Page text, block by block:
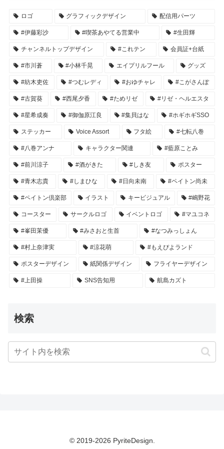
ロゴ グラフィックデザイン 配信用パーツ
#伊藤彩沙 #喫茶あやてる営業中 #生田輝
チャンネルトップデザイン #これテン 会員証+台紙
#市川蒼 #小林千晃 エイプリルフール グッズ
#紡木吏佐 #つむレディ #おゆチャレ #こがさんぽ
#古賀葵 #西尾夕香 #ためリゼ #リゼ・ヘルエスタ
#星希成奏 #御伽原江良 #集貝はな #ホギホギSSO
ステッカー Voice Assort フタ絵 #七転八巻
#八巻アンナ キャラクター関連 #藍原ことみ
#前川涼子 #酒がきた #しき友 ポスター
#青木志貴 #しまひな #日向未南 #ペイトン尚未
#ペイトン倶楽部 イラスト キービジュアル #嶋野花
コースター サークルロゴ イベントロゴ #マユコネ
#峯田茉優 #みさおと生首 #なつみっしょん
#村上奈津実 #涼花萌 #もえぴよランド
ポスターデザイン 紙関係デザイン フライヤーデザイン
#上田操 SNS告知用 航島カズト
検索
© 2019-2026 PyriteDesign.